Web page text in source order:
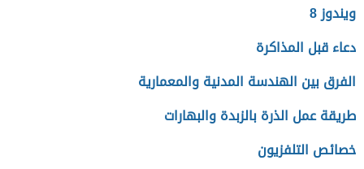
ويندوز 8
دعاء قبل المذاكرة
الفرق بين الهندسة المدنية والمعمارية
طريقة عمل الذرة بالزبدة والبهارات
خصائص التلفزيون